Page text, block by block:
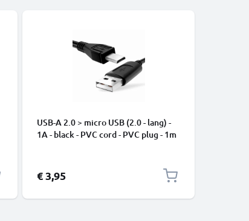
USB-A 2.0 > micro USB (2.0 - lang) -
1A - black - PVC cord - PVC plug - 1m
€ 3,95